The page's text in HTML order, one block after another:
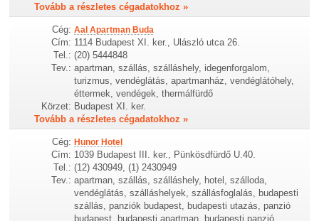
Tovább a részletes cégadatokhoz »
Cég: Aal Apartman Buda
Cím: 1114 Budapest XI. ker., Ulászló utca 26.
Tel.: (20) 5444848
Tev.: apartman, szállás, szálláshely, idegenforgalom,
turizmus, vendéglátás, apartmanház, vendéglátóhely,
éttermek, vendégek, thermálfürdő
Körzet: Budapest XI. ker.
Tovább a részletes cégadatokhoz »
Cég: Hunor Hotel
Cím: 1039 Budapest III. ker., Pünkösdfürdő U.40.
Tel.: (12) 430949, (1) 2430949
Tev.: apartman, szállás, szálláshely, hotel, szálloda,
vendéglátás, szálláshelyek, szállásfoglalás, budapesti
szállás, panziók budapest, budapesti utazás, panzió
budapest, budapesti apartman, budapesti panzió,